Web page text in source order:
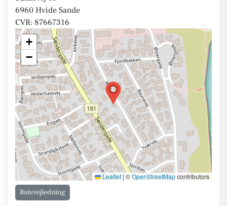
6960 Hvide Sande
CVR: 87667316
+
−
Leaflet | ©OpenStreetMapcontributors
Rutevejledning